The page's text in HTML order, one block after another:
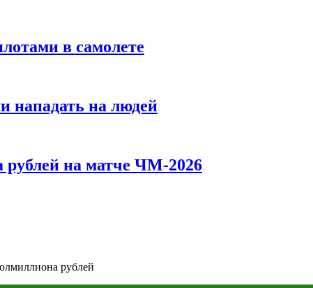
в самолете
нападать на людей
рублей на матче ЧМ-2026
рублей